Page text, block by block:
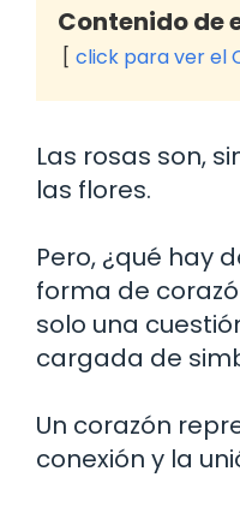
Contenido de
click para ver el
Las rosas son,
las flores.
Pero, ¿qué hay
forma de
solo una
cargada de
Un corazón
conexión y la